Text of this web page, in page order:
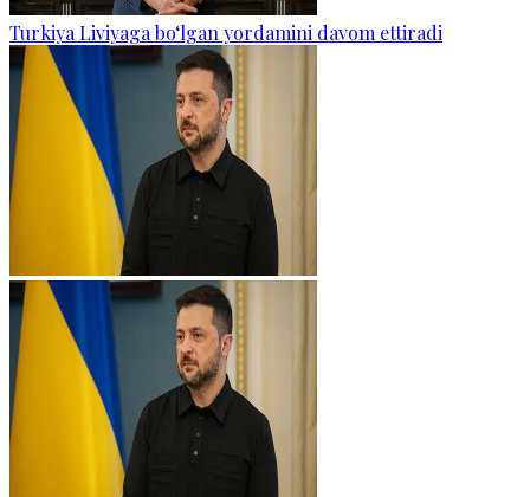
Turkiya Liviyaga bo‘lgan yordamini davom ettiradi